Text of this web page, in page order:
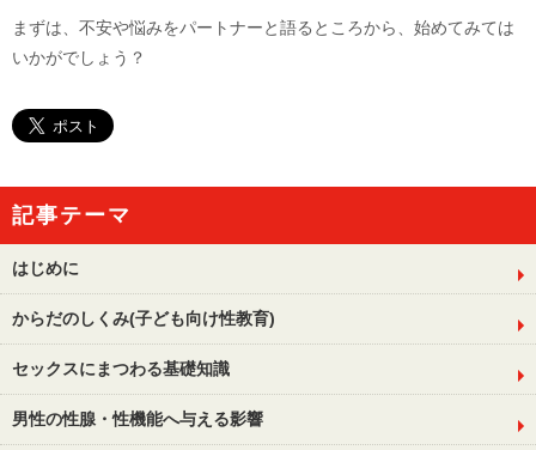
まずは、不安や悩みをパートナーと語るところから、始めてみては
いかがでしょう？
記事テーマ
はじめに
からだのしくみ(子ども向け性教育)
セックスにまつわる基礎知識
男性の性腺・性機能へ与える影響